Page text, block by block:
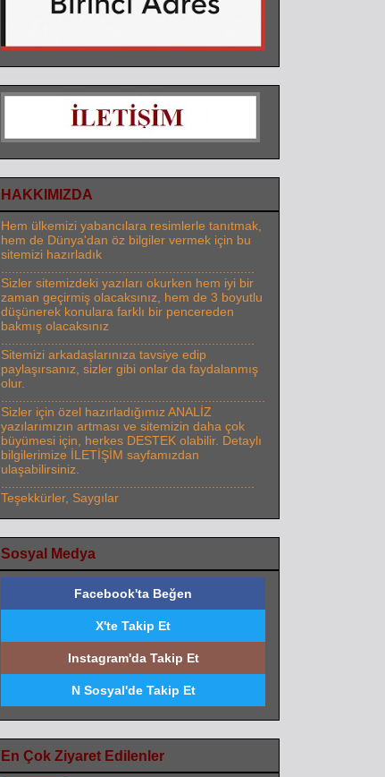
HAKKIMIZDA
Hem ülkemizi yabancılara resimlerle tanıtmak,
hem de Dünya'dan öz bilgiler vermek için bu
sitemizi hazırladık
Sizler sitemizdeki yazıları okurken hem iyi bir
zaman geçirmiş olacaksınız, hem de 3 boyutlu
düşünerek konulara farklı bir pencereden
bakmış olacaksınız
Sitemizi arkadaşlarınıza tavsiye edip
paylaşırsanız, sizler gibi onlar da faydalanmış
olur.
Sizler için özel hazırladığımız ANALİZ
yazılarımızın artması ve sitemizin daha çok
büyümesi için, herkes DESTEK olabilir. Detaylı
bilgilerimize İLETİŞİM sayfamızdan
ulaşabilirsiniz.
Teşekkürler, Saygılar
Sosyal Medya
Facebook'ta Beğen
X'te Takip Et
Instagram'da Takip Et
N Sosyal'de Takip Et
En Çok Ziyaret Edilenler